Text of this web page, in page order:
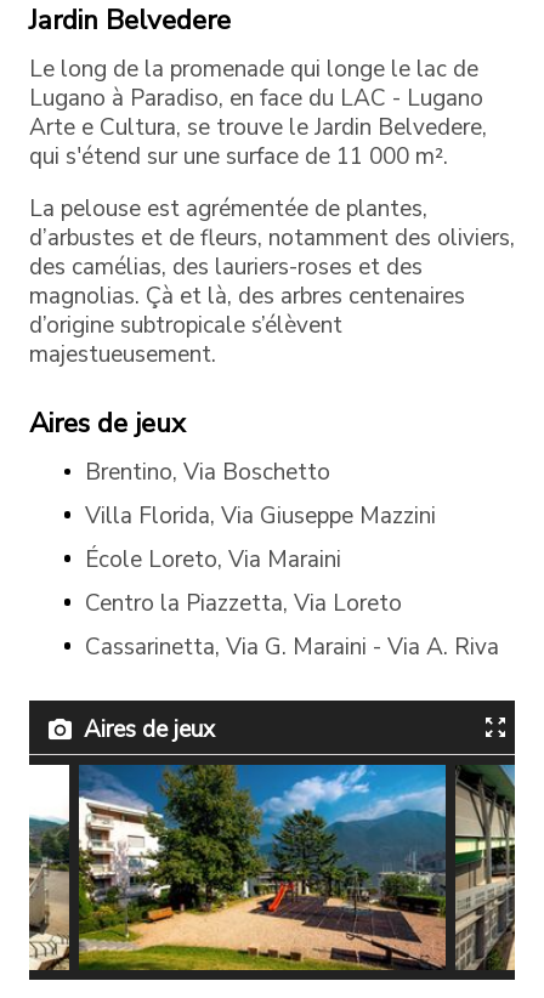
Jardin Belvedere
Le long de la promenade qui longe le lac de
Lugano à Paradiso, en face du LAC - Lugano
Arte e Cultura, se trouve le Jardin Belvedere,
qui s'étend sur une surface de 11 000 m².
La pelouse est agrémentée de plantes,
d’arbustes et de fleurs, notamment des oliviers,
des camélias, des lauriers-roses et des
magnolias. Çà et là, des arbres centenaires
d’origine subtropicale s’élèvent
majestueusement.
Aires de jeux
Brentino, Via Boschetto
Villa Florida, Via Giuseppe Mazzini
École Loreto, Via Maraini
Centro la Piazzetta, Via Loreto
Cassarinetta, Via G. Maraini - Via A. Riva
Aires de jeux